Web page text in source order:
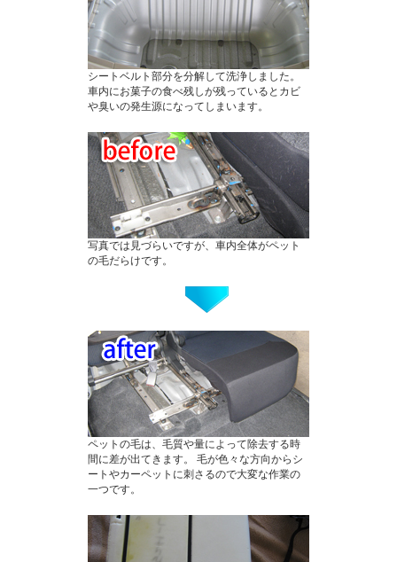
シートベルト部分を分解して洗浄しました。
車内にお菓子の食べ残しが残っているとカビ
や臭いの発生源になってしまいます。
写真では見づらいですが、車内全体がペット
の毛だらけです。
ペットの毛は、毛質や量によって除去する時
間に差が出てきます。 毛が色々な方向からシ
ートやカーペットに刺さるので大変な作業の
一つです。